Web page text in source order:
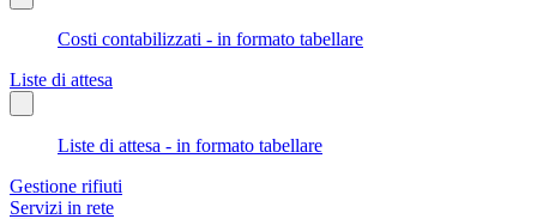
Costi contabilizzati - in formato tabellare
Liste di attesa
Liste di attesa - in formato tabellare
Gestione rifiuti
Servizi in rete